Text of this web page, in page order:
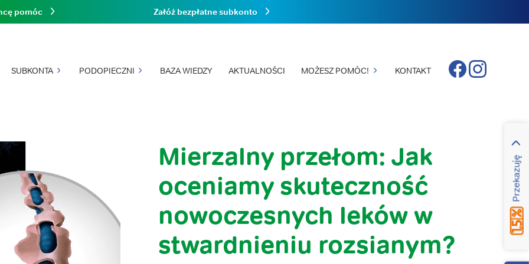
SUBKONTA PODOPIECZNI BAZA WIEDZY AKTUALNOŚCI MOŻESZ POMÓC! KONTAKT
Przekazuję
pomóc Załóż bezpłatne subkonto
FacebookInstagram
Mierzalny przełom: Jak
oceniamy skuteczność
nowoczesnych leków w
stwardnieniu rozsianym?